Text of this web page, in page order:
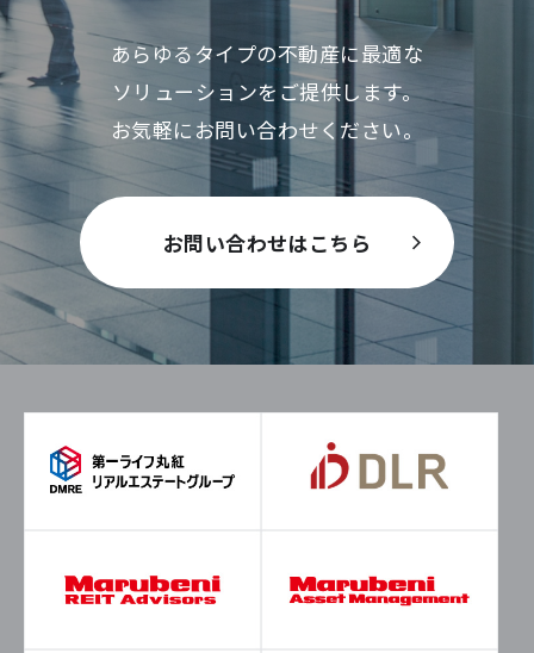
あらゆるタイプの不動産に最適な
ソリューションをご提供します。
お気軽にお問い合わせください。
お問い合わせはこちら